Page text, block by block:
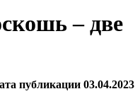
– две
публикации 03.04.2023